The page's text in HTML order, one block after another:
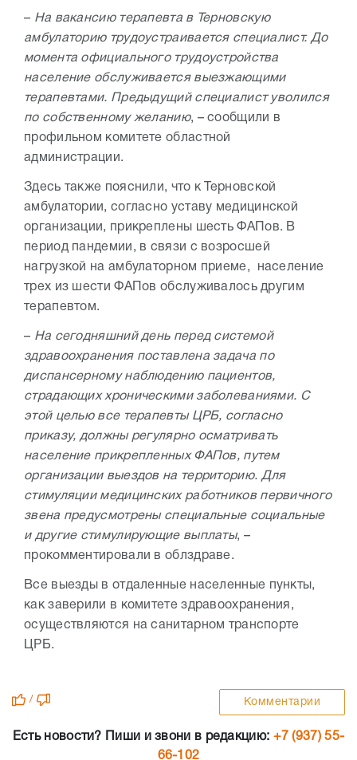
– На вакансию терапевта в Терновскую
амбулаторию трудоустраивается специалист. До
момента официального трудоустройства
население обслуживается выезжающими
терапевтами. Предыдущий специалист уволился
по собственному желанию, – сообщили в
профильном комитете областной
администрации.
Здесь также пояснили, что к Терновской
амбулатории, согласно уставу медицинской
организации, прикреплены шесть ФАПов. В
период пандемии, в связи с возросшей
нагрузкой на амбулаторном приеме, население
трех из шести ФАПов обслуживалось другим
терапевтом.
– На сегодняшний день перед системой
здравоохранения поставлена задача по
диспансерному наблюдению пациентов,
страдающих хроническими заболеваниями. С
этой целью все терапевты ЦРБ, согласно
приказу, должны регулярно осматривать
население прикрепленных ФАПов, путем
организации выездов на территорию. Для
стимуляции медицинских работников первичного
звена предусмотрены специальные социальные
и другие стимулирующие выплаты, –
прокомментировали в облздраве.
Все выезды в отдаленные населенные пункты,
как заверили в комитете здравоохранения,
осуществляются на санитарном транспорте
ЦРБ.
/ Комментарии
Есть новости? Пиши и звони в редакцию: +7 (937) 55-
66-102